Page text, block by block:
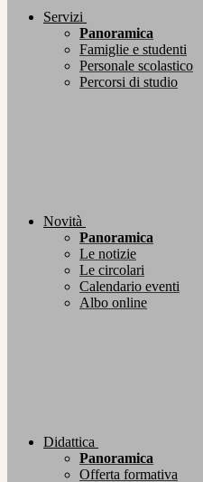
Servizi
Panoramica
Famiglie e studenti
Personale scolastico
Percorsi di studio
Novità
Panoramica
Le notizie
Le circolari
Calendario eventi
Albo online
Didattica
Panoramica
Offerta formativa